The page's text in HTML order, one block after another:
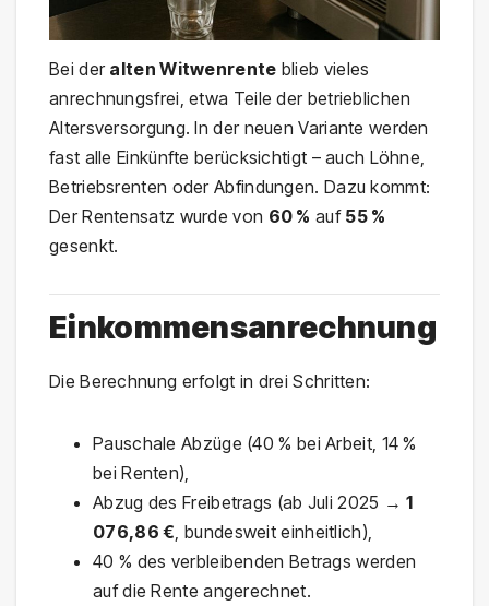
Bei der alten Witwenrente blieb vieles
anrechnungsfrei, etwa Teile der betrieblichen
Altersversorgung. In der neuen Variante werden
fast alle Einkünfte berücksichtigt – auch Löhne,
Betriebsrenten oder Abfindungen. Dazu kommt:
Der Rentensatz wurde von 60 % auf 55 %
gesenkt.
Einkommensanrechnung
Die Berechnung erfolgt in drei Schritten:
Pauschale Abzüge (40 % bei Arbeit, 14 %
bei Renten),
Abzug des Freibetrags (ab Juli 2025 →1
076,86 €, bundesweit einheitlich),
40 % des verbleibenden Betrags werden
auf die Rente angerechnet.